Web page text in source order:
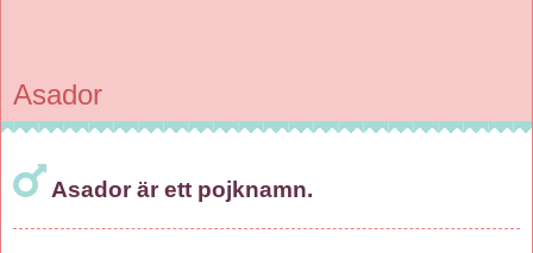
Asador
Asador är ett pojknamn.